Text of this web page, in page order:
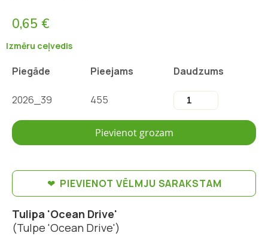
0,65 €
Izmēru ceļvedis
Piegāde Pieejams Daudzums
2026_39 455
Pievienot grozam
PIEVIENOT VĒLMJU SARAKSTAM
Tulipa 'Ocean Drive'
(Tulpe 'Ocean Drive')